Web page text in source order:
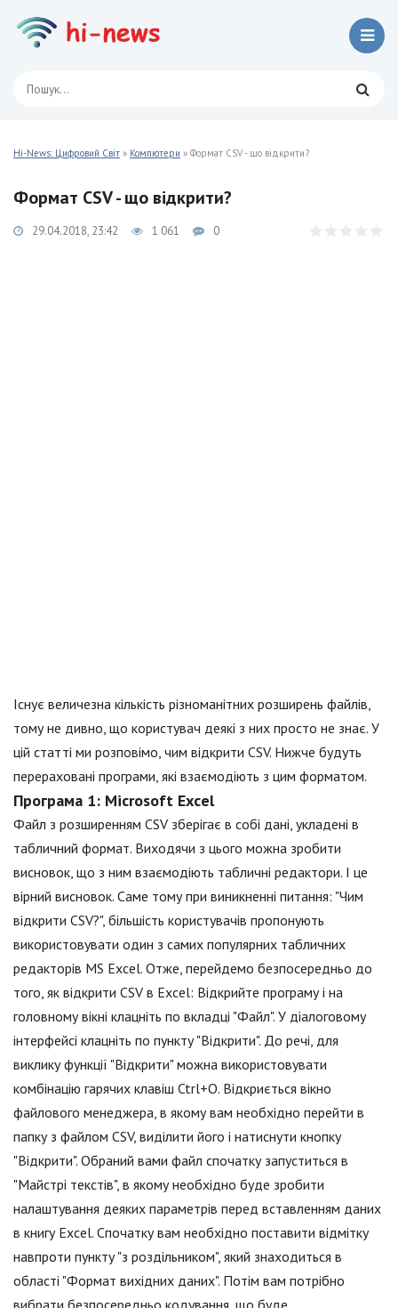
Hi-News: Цифровий Світ » Компютери » Формат CSV - що відкрити?
Формат CSV - що відкрити?
29.04.2018, 23:42 1 061 0
Існує величезна кількість різноманітних розширень файлів,
тому не дивно, що користувач деякі з них просто не знає. У
цій статті ми розповімо, чим відкрити CSV. Нижче будуть
перераховані програми, які взаємодіють з цим форматом.
Програма 1: Microsoft Excel
Файл з розширенням CSV зберігає в собі дані, укладені в
табличний формат. Виходячи з цього можна зробити
висновок, що з ним взаємодіють табличні редактори. І це
вірний висновок. Саме тому при виникненні питання: "Чим
відкрити CSV?", більшість користувачів пропонують
використовувати один з самих популярних табличних
редакторів MS Excel. Отже, перейдемо безпосередньо до
того, як відкрити CSV в Excel: Відкрийте програму і на
головному вікні клацніть по вкладці "Файл". У діалоговому
інтерфейсі клацніть по пункту "Відкрити". До речі, для
виклику функції "Відкрити" можна використовувати
комбінацію гарячих клавіш Ctrl+O. Відкриється вікно
файлового менеджера, в якому вам необхідно перейти в
папку з файлом CSV, виділити його і натиснути кнопку
"Відкрити". Обраний вами файл спочатку запуститься в
"Майстрі текстів", в якому необхідно буде зробити
налаштування деяких параметрів перед вставленням даних
в книгу Excel. Спочатку вам необхідно поставити відмітку
навпроти пункту "з роздільником", який знаходиться в
області "Формат вихідних даних". Потім вам потрібно
вибрати безпосередньо кодування, що буде